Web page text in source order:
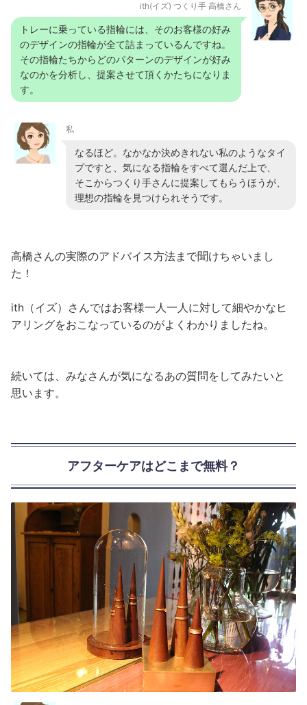
ith(イズ) つくり手 高橋さん
トレーに乗っている指輪には、そのお客様の好み
のデザインの指輪が全て詰まっているんですね。
その指輪たちからどのパターンのデザインが好み
なのかを分析し、提案させて頂くかたちになりま
す。
私
なるほど。なかなか決めきれない私のようなタイ
プですと、気になる指輪をすべて選んだ上で、
そこからつくり手さんに提案してもらうほうが、
理想の指輪を見つけられそうです。
高橋さんの実際のアドバイス方法まで聞けちゃいまし
た！
ith（イズ）さんではお客様一人一人に対して細やかなヒ
アリングをおこなっているのがよくわかりましたね。
続いては、みなさんが気になるあの質問をしてみたいと
思います。
アフターケアはどこまで無料？